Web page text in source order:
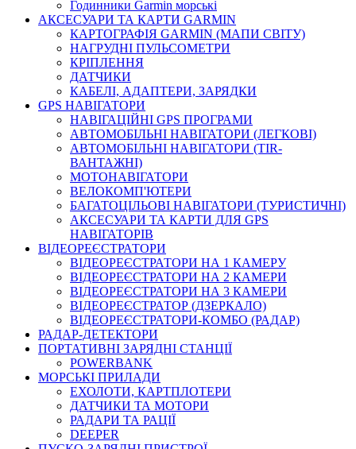
Годинники Garmin морські
АКСЕСУАРИ ТА КАРТИ GARMIN
КАРТОГРАФІЯ GARMIN (МАПИ СВІТУ)
НАГРУДНІ ПУЛЬСОМЕТРИ
КРІПЛЕННЯ
ДАТЧИКИ
КАБЕЛІ, АДАПТЕРИ, ЗАРЯДКИ
GPS НАВІГАТОРИ
НАВІГАЦІЙНІ GPS ПРОГРАМИ
АВТОМОБІЛЬНІ НАВІГАТОРИ (ЛЕГКОВІ)
АВТОМОБІЛЬНІ НАВІГАТОРИ (TIR-
ВАНТАЖНІ)
МОТОНАВІГАТОРИ
ВЕЛОКОМП'ЮТЕРИ
БАГАТОЦІЛЬОВІ НАВІГАТОРИ (ТУРИСТИЧНІ)
АКСЕСУАРИ ТА КАРТИ ДЛЯ GPS
НАВІГАТОРІВ
ВІДЕОРЕЄСТРАТОРИ
ВІДЕОРЕЄСТРАТОРИ НА 1 КАМЕРУ
ВІДЕОРЕЄСТРАТОРИ НА 2 КАМЕРИ
ВІДЕОРЕЄСТРАТОРИ НА 3 КАМЕРИ
ВІДЕОРЕЄСТРАТОР (ДЗЕРКАЛО)
ВІДЕОРЕЄСТРАТОРИ-КОМБО (РАДАР)
РАДАР-ДЕТЕКТОРИ
ПОРТАТИВНІ ЗАРЯДНІ СТАНЦІЇ
POWERBANK
МОРСЬКІ ПРИЛАДИ
ЕХОЛОТИ, КАРТПЛОТЕРИ
ДАТЧИКИ ТА МОТОРИ
РАДАРИ ТА РАЦІЇ
DEEPER